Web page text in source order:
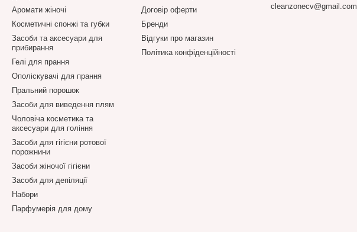
Аромати жіночі
Косметичні спонжі та губки
Засоби та аксесуари для
прибирання
Гелі для прання
Ополіскувачі для прання
Пральний порошок
Засоби для виведення плям
Чоловіча косметика та
аксесуари для гоління
Засоби для гігієни ротової
порожнини
Засоби жіночої гігієни
Засоби для депіляції
Набори
Парфумерія для дому
Договір оферти
Бренди
Відгуки про магазин
Політика конфіденційності
cleanzonecv@gmail.com